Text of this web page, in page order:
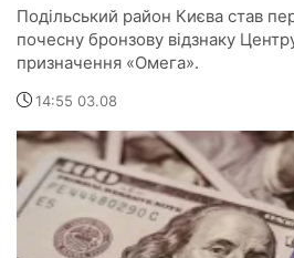
Подільський район Києва став
почесну бронзову відзнаку
призначення «Омега».
14:55 03.08